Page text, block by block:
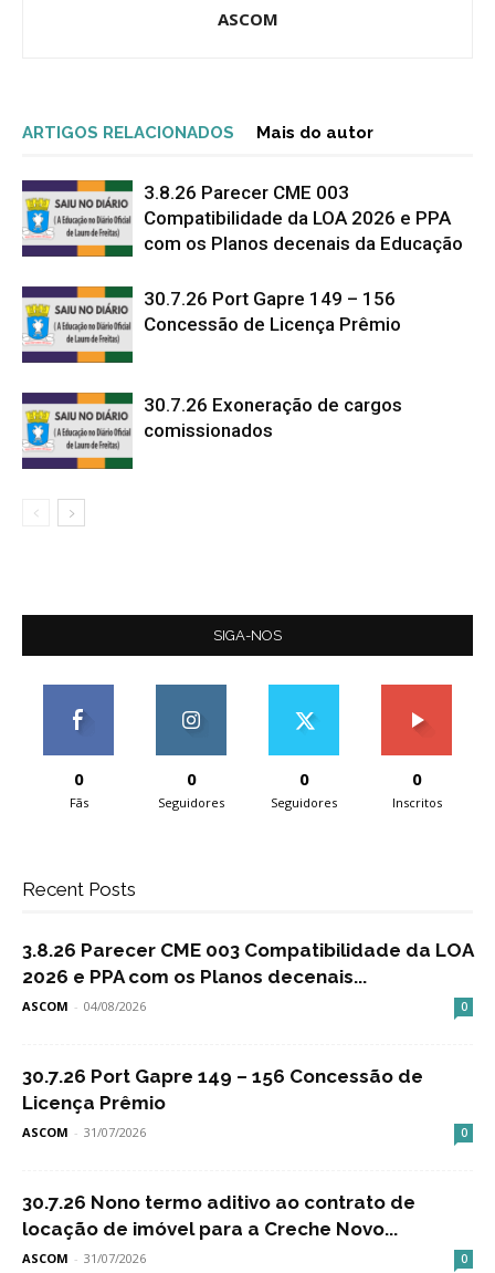
ASCOM
ARTIGOS RELACIONADOS Mais do autor
3.8.26 Parecer CME 003
Compatibilidade da LOA 2026 e PPA
com os Planos decenais da Educação
30.7.26 Port Gapre 149 – 156
Concessão de Licença Prêmio
30.7.26 Exoneração de cargos
comissionados
SIGA-NOS
0
Fãs
0
Seguidores
0
Seguidores
0
Inscritos
Recent Posts
3.8.26 Parecer CME 003 Compatibilidade da LOA
2026 e PPA com os Planos decenais...
ASCOM - 04/08/2026 0
30.7.26 Port Gapre 149 – 156 Concessão de
Licença Prêmio
ASCOM - 31/07/2026 0
30.7.26 Nono termo aditivo ao contrato de
locação de imóvel para a Creche Novo...
ASCOM - 31/07/2026 0